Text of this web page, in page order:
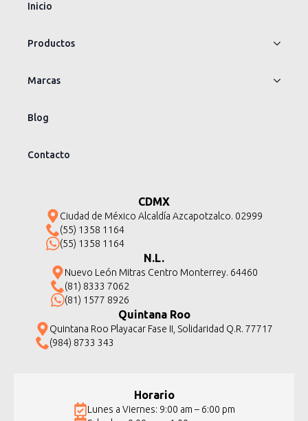
Inicio
Productos
Marcas
Blog
Contacto
CDMX
Ciudad de México Alcaldía Azcapotzalco. 02999
(55) 1358 1164
(55) 1358 1164
N.L.
Nuevo León Mitras Centro Monterrey. 64460
(81) 8333 7062
(81) 1577 8926
Quintana Roo
Quintana Roo Playacar Fase II, Solidaridad Q.R. 77717
(984) 8733 343
Horario
Lunes a Viernes: 9:00 am – 6:00 pm